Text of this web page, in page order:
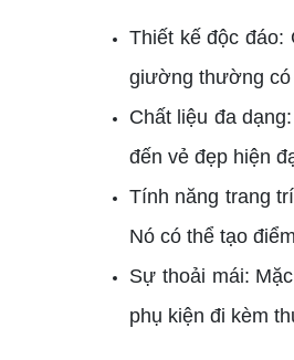
Thiết kế độc đáo:
giường thường có
Chất liệu đa
đến vẻ đẹp hiện
Tính năng trang
Nó có thể tạo
Sự thoải mái:
phụ kiện đi kèm